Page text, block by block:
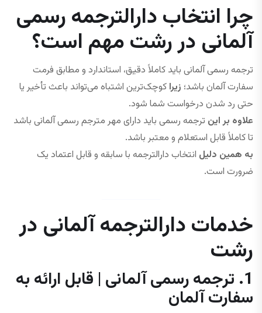
چرا انتخاب دارالترجمه رسمی
آلمانی در رشت مهم است؟
ترجمه رسمی آلمانی باید کاملاً دقیق، استاندارد و مطابق فرمت
سفارت آلمان باشد؛ زیرا کوچک‌ترین اشتباه می‌تواند باعث تأخیر یا
حتی رد شدن درخواست شما شود.
علاوه بر این ترجمه رسمی باید دارای مهر مترجم رسمی آلمانی باشد
تا کاملاً قابل استعلام و معتبر باشد.
به همین دلیل انتخاب دارالترجمه با سابقه و قابل اعتماد یک
ضرورت است.
خدمات دارالترجمه آلمانی در
رشت
1. ترجمه رسمی آلمانی | قابل ارائه به
سفارت آلمان